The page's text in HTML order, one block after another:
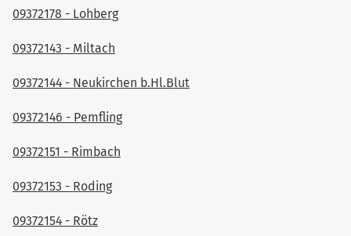
09372178 - Lohberg
09372143 - Miltach
09372144 - Neukirchen b.Hl.Blut
09372146 - Pemfling
09372151 - Rimbach
09372153 - Roding
09372154 - Rötz